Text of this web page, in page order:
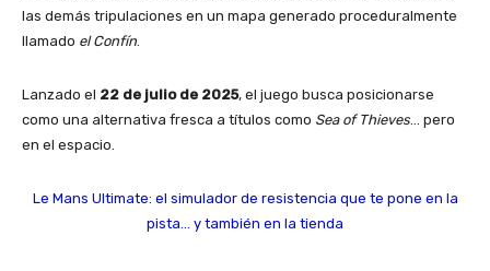
las demás tripulaciones en un mapa generado proceduralmente
llamado el Confín.
Lanzado el 22 de julio de 2025, el juego busca posicionarse
como una alternativa fresca a títulos como Sea of Thieves… pero
en el espacio.
Le Mans Ultimate: el simulador de resistencia que te pone en la
pista… y también en la tienda